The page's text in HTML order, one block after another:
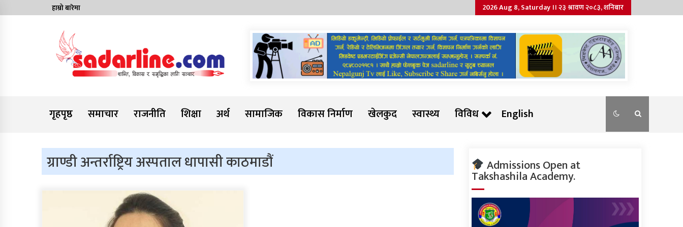
to
हाम्रो बारेमा 2026 Aug 8, Saturday ।। २३ श्रावण २०८३, शनिबार
Sadarline
गृहपृष्ठ
समाचार राजनीति शिक्षा अर्थ सामाजिक विकास निर्माण खेलकुद स्वास्थ्य विविध English
ग्राण्डी अन्तर्राष्ट्रिय अस्पताल धापासी काठमाडौं Admissions Open at
Takshashila Academy.